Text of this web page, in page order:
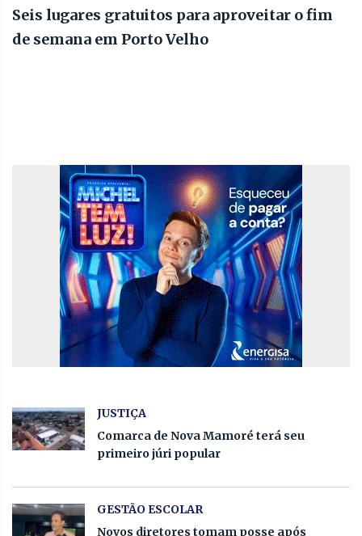
Seis lugares gratuitos para aproveitar o fim
de semana em Porto Velho
JUSTIÇA
Comarca de Nova Mamoré terá seu
primeiro júri popular
GESTÃO ESCOLAR
Novos diretores tomam posse após